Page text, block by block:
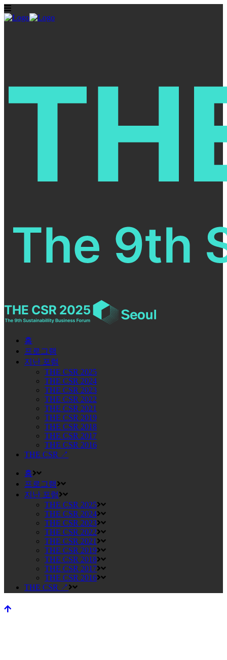
홈
프로그램
지난 포럼
THE CSR 2025
THE CSR 2024
THE CSR 2023
THE CSR 2022
THE CSR 2021
THE CSR 2019
THE CSR 2018
THE CSR 2017
THE CSR 2016
THE CSR ↗
홈
프로그램
지난 포럼
THE CSR 2025
THE CSR 2024
THE CSR 2023
THE CSR 2022
THE CSR 2021
THE CSR 2019
THE CSR 2018
THE CSR 2017
THE CSR 2016
THE CSR ↗